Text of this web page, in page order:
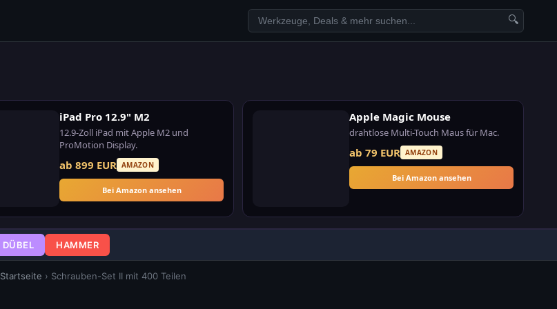
🔍
iPad Pro 12.9" M2
12.9-Zoll iPad mit Apple M2 und
ProMotion Display.
ab 899 EUR AMAZON
Bei Amazon ansehen
Apple Magic Mouse
drahtlose Multi-Touch Maus für Mac.
ab 79 EUR AMAZON
Bei Amazon ansehen
DÜBEL HAMMER
Startseite › Schrauben-Set II mit 400 Teilen